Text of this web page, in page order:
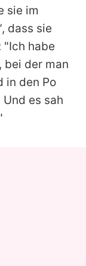
sie im
, dass sie
"Ich habe
bei der man
in den Po
es sah